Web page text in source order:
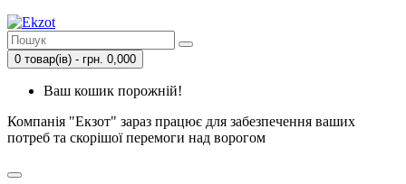
0 товар(ів) - грн. 0,000
Ваш кошик порожній!
Компанія "Екзот" зараз працює для забезпечення ваших
потреб та скорішої перемоги над ворогом